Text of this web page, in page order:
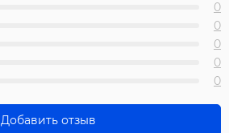
0
0
0
0
0
Добавить отзыв